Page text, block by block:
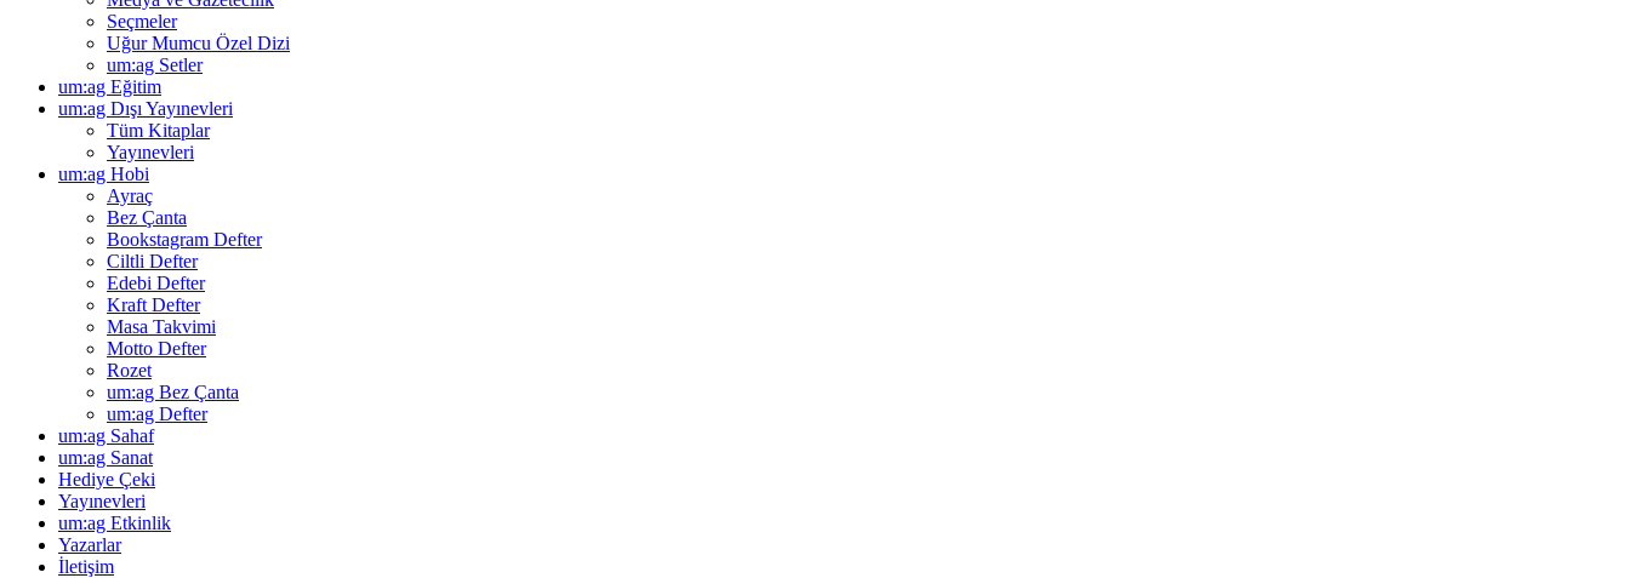
Seçmeler
Uğur Mumcu Özel Dizi
um:ag Setler
um:ag Eğitim
um:ag Dışı Yayınevleri
Tüm Kitaplar
Yayınevleri
um:ag Hobi
Ayraç
Bez Çanta
Bookstagram Defter
Ciltli Defter
Edebi Defter
Kraft Defter
Masa Takvimi
Motto Defter
Rozet
um:ag Bez Çanta
um:ag Defter
um:ag Sahaf
um:ag Sanat
Hediye Çeki
Yayınevleri
um:ag Etkinlik
Yazarlar
İletişim